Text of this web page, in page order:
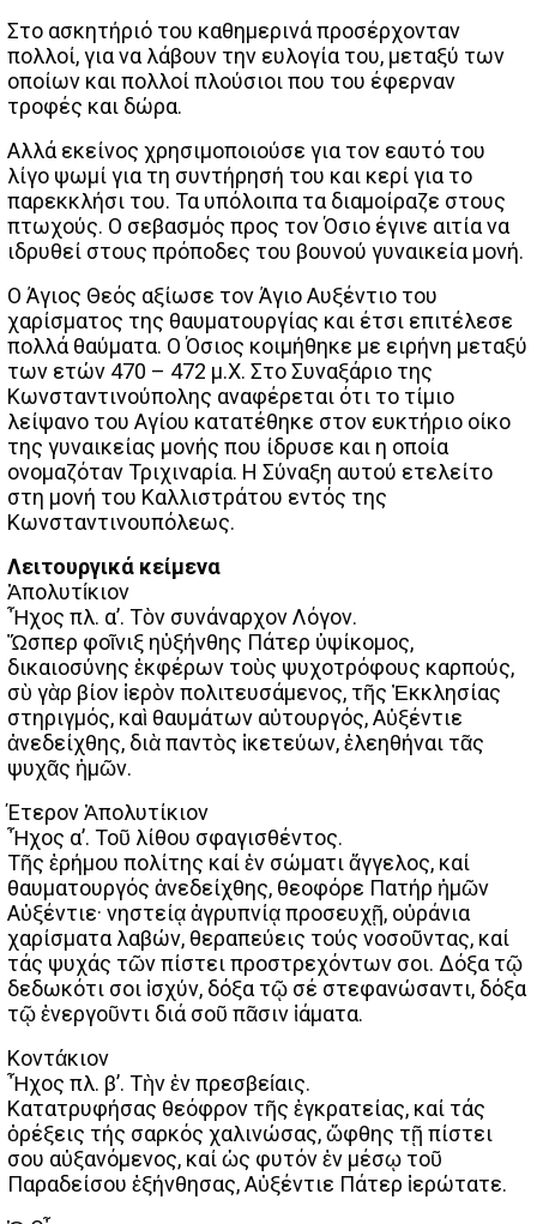
Στο ασκητήριό του καθημερινά προσέρχονταν
πολλοί, για να λάβουν την ευλογία του, μεταξύ των
οποίων και πολλοί πλούσιοι που του έφερναν
τροφές και δώρα.
Αλλά εκείνος χρησιμοποιούσε για τον εαυτό του
λίγο ψωμί για τη συντήρησή του και κερί για το
παρεκκλήσι του. Τα υπόλοιπα τα διαμοίραζε στους
πτωχούς. Ο σεβασμός προς τον Όσιο έγινε αιτία να
ιδρυθεί στους πρόποδες του βουνού γυναικεία μονή.
Ο Άγιος Θεός αξίωσε τον Άγιο Αυξέντιο του
χαρίσματος της θαυματουργίας και έτσι επιτέλεσε
πολλά θαύματα. Ο Όσιος κοιμήθηκε με ειρήνη μεταξύ
των ετών 470 – 472 μ.Χ. Στο Συναξάριο της
Κωνσταντινούπολης αναφέρεται ότι το τίμιο
λείψανο του Αγίου κατατέθηκε στον ευκτήριο οίκο
της γυναικείας μονής που ίδρυσε και η οποία
ονομαζόταν Τριχιναρία. Η Σύναξη αυτού ετελείτο
στη μονή του Καλλιστράτου εντός της
Κωνσταντινουπόλεως.
Λειτουργικά κείμενα
Ἀπολυτίκιον
Ἦχος πλ. α’. Τὸν συνάναρχον Λόγον.
Ὥσπερ φοῖνιξ ηὐξήνθης Πάτερ ὑψίκομος,
δικαιοσύνης ἐκφέρων τοὺς ψυχοτρόφους καρπούς,
σὺ γὰρ βίον ἱερὸν πολιτευσάμενος, τῆς Ἐκκλησίας
στηριγμός, καὶ θαυμάτων αὐτουργός, Αὐξέντιε
ἀνεδείχθης, διὰ παντὸς ἱκετεύων, ἐλεηθήναι τᾶς
ψυχᾶς ἠμῶν.
Έτερον Ἀπολυτίκιον
Ἦχος α’. Τοῦ λίθου σφαγισθέντος.
Τῆς ἐρήμου πολίτης καί ἐν σώματι ἄγγελος, καί
θαυματουργός ἀνεδείχθης, θεοφόρε Πατήρ ἡμῶν
Αὐξέντιε· νηστείᾳ ἀγρυπνίᾳ προσευχῇ, οὐράνια
χαρίσματα λαβών, θεραπεύεις τούς νοσοῦντας, καί
τάς ψυχάς τῶν πίστει προστρεχόντων σοι. Δόξα τῷ
δεδωκότι σοι ἰσχύν, δόξα τῷ σέ στεφανώσαντι, δόξα
τῷ ἐνεργοῦντι διά σοῦ πᾶσιν ἰάματα.
Κοντάκιον
Ἦχος πλ. β’. Τὴν ἐν πρεσβείαις.
Κατατρυφήσας θεόφρον τῆς ἐγκρατείας, καί τάς
ὀρέξεις τής σαρκός χαλινώσας, ὤφθης τῇ πίστει
σου αὐξανόμενος, καί ὡς φυτόν ἐν μέσῳ τοῦ
Παραδείσου ἐξήνθησας, Αὐξέντιε Πάτερ ἱερώτατε.